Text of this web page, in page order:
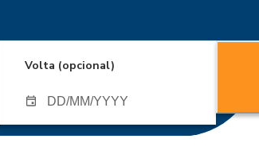
Volta (opcional)